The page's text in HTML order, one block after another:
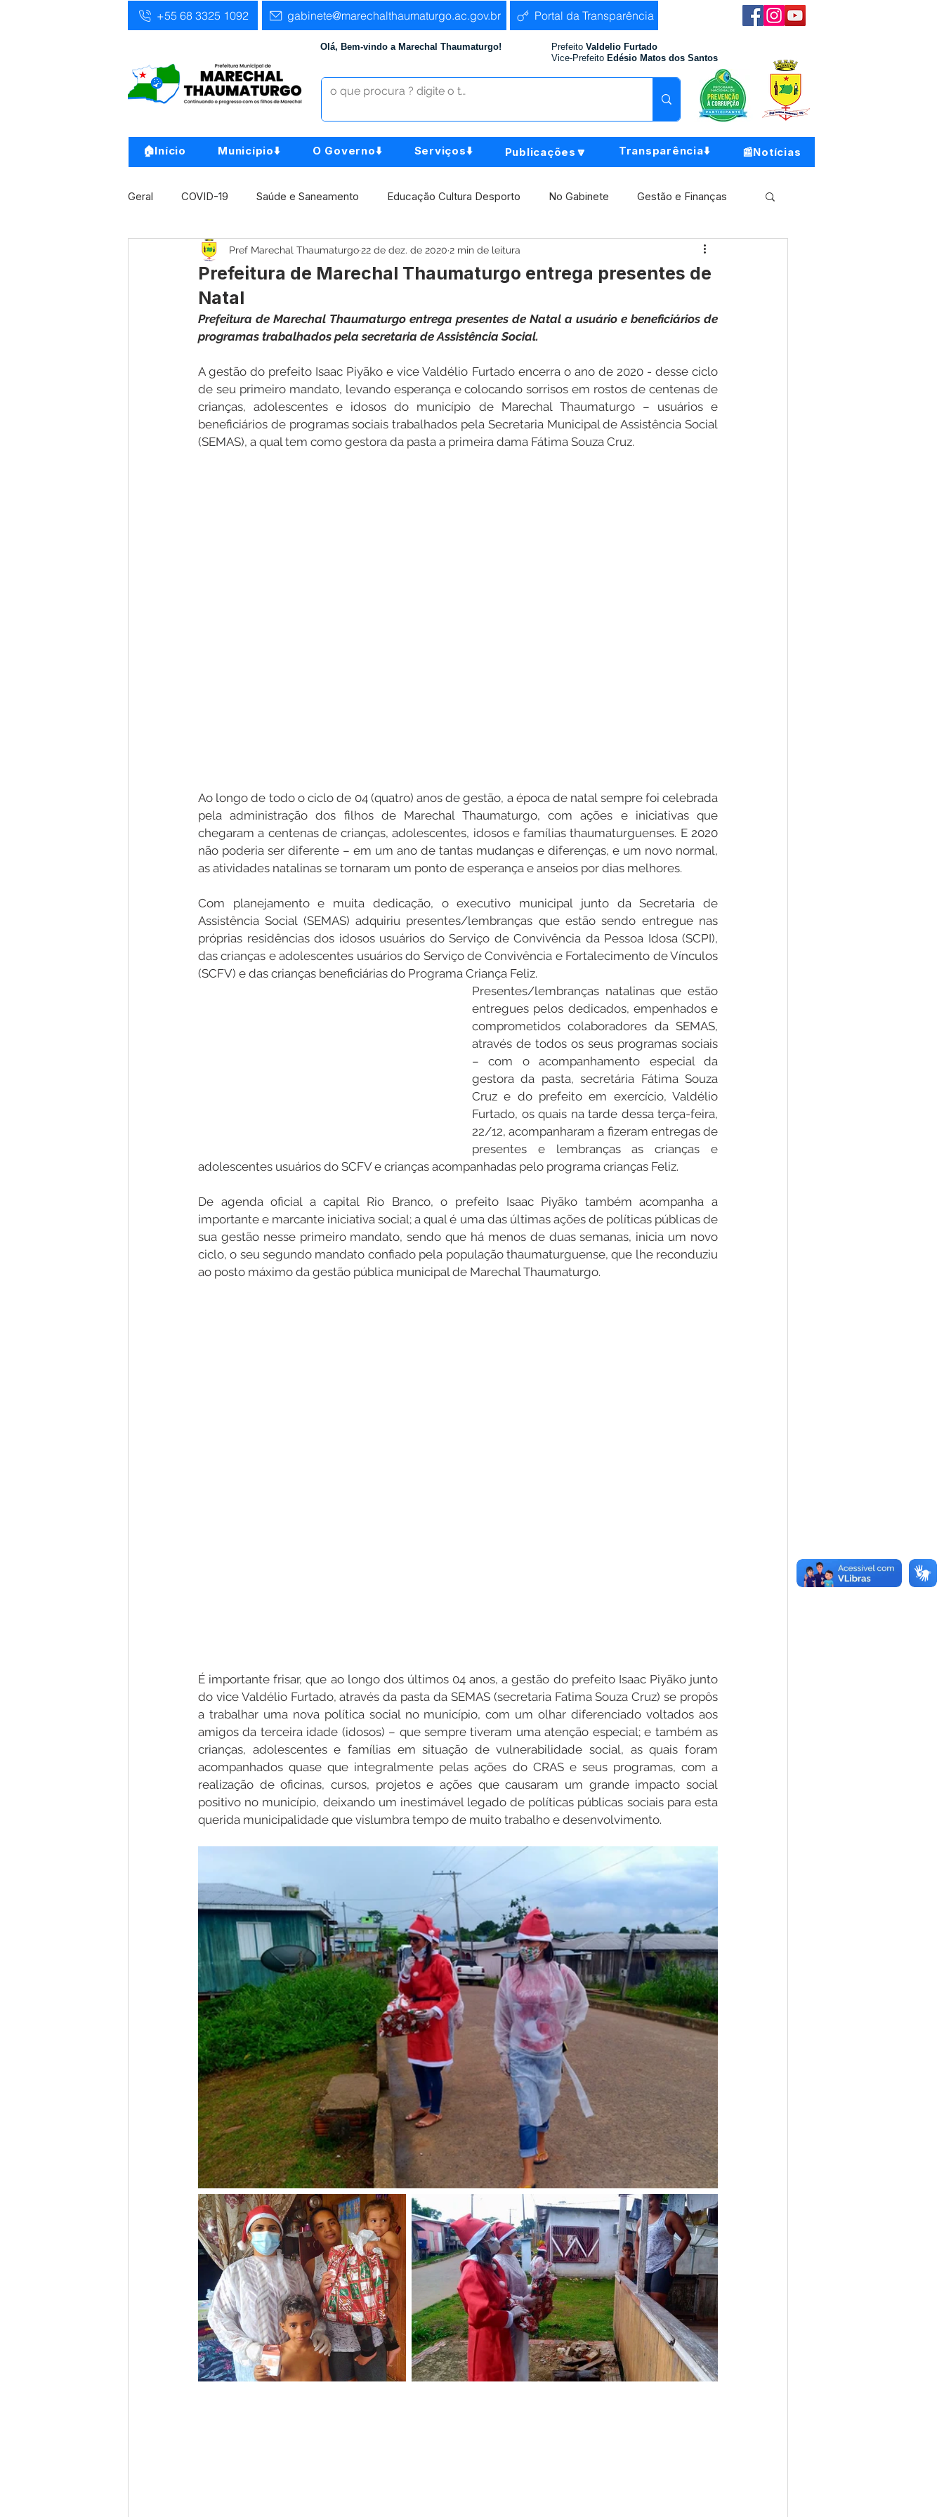
+55 68 3325 1092 gabinete@marechalthaumaturgo.ac.gov.br Portal da Transparência
Olá, Bem-vindo a Marechal Thaumaturgo! Prefeito Valdelio Furtado
Vice-Prefeito Edésio Matos dos Santos
🏠Início Município⬇️ O Governo⬇️ Serviços⬇️ Publicações🔽 Transparência⬇️ 📰Notícias
Geral COVID-19 Saúde e Saneamento Educação Cultura Desporto No Gabinete Gestão e Finanças
Infra, Obra e Transporte Assistência Social Comunidade Agricultura e Produção Meio Ambiente
Concursos Comunicado
Nota de Pesar Campanhas Datas Comemorativas Dengue Convênios e Parcerias
Defesa Civil Emenda Parlamentar Licitações Defesa Civil Cheias e Alagações Convite
Prefeitura de Marechal Thaumaturgo entrega presentes de
Natal
Pref Marechal Thaumaturgo22 de dez. de 2020 2 min de leitura
Prefeitura de Marechal Thaumaturgo entrega presentes de Natal a usuário e beneficiários de
programas trabalhados pela secretaria de Assistência Social.
A gestão do prefeito Isaac Piyãko e vice Valdélio Furtado encerra o ano de 2020 - desse ciclo
de seu primeiro mandato, levando esperança e colocando sorrisos em rostos de centenas de
crianças, adolescentes e idosos do município de Marechal Thaumaturgo – usuários e
beneficiários de programas sociais trabalhados pela Secretaria Municipal de Assistência Social
(SEMAS), a qual tem como gestora da pasta a primeira dama Fátima Souza Cruz.
Ao longo de todo o ciclo de 04 (quatro) anos de gestão, a época de natal sempre foi celebrada
pela administração dos filhos de Marechal Thaumaturgo, com ações e iniciativas que
chegaram a centenas de crianças, adolescentes, idosos e famílias thaumaturguenses. E 2020
não poderia ser diferente – em um ano de tantas mudanças e diferenças, e um novo normal,
as atividades natalinas se tornaram um ponto de esperança e anseios por dias melhores.
Com planejamento e muita dedicação, o executivo municipal junto da Secretaria de
Assistência Social (SEMAS) adquiriu presentes/lembranças que estão sendo entregue nas
próprias residências dos idosos usuários do Serviço de Convivência da Pessoa Idosa (SCPI),
das crianças e adolescentes usuários do Serviço de Convivência e Fortalecimento de Vínculos
(SCFV) e das crianças beneficiárias do Programa Criança Feliz.
Presentes/lembranças natalinas que estão
entregues pelos dedicados, empenhados e
comprometidos colaboradores da SEMAS,
através de todos os seus programas sociais
– com o acompanhamento especial da
gestora da pasta, secretária Fátima Souza
Cruz e do prefeito em exercício, Valdélio
Furtado, os quais na tarde dessa terça-feira,
22/12, acompanharam a fizeram entregas de
presentes e lembranças as crianças e
adolescentes usuários do SCFV e crianças acompanhadas pelo programa crianças Feliz.
De agenda oficial a capital Rio Branco, o prefeito Isaac Piyãko também acompanha a
importante e marcante iniciativa social; a qual é uma das últimas ações de políticas públicas de
sua gestão nesse primeiro mandato, sendo que há menos de duas semanas, inicia um novo
ciclo, o seu segundo mandato confiado pela população thaumaturguense, que lhe reconduziu
ao posto máximo da gestão pública municipal de Marechal Thaumaturgo.
É importante frisar, que ao longo dos últimos 04 anos, a gestão do prefeito Isaac Piyãko junto
do vice Valdélio Furtado, através da pasta da SEMAS (secretaria Fatima Souza Cruz) se propôs
a trabalhar uma nova política social no município, com um olhar diferenciado voltados aos
amigos da terceira idade (idosos) – que sempre tiveram uma atenção especial; e também as
crianças, adolescentes e famílias em situação de vulnerabilidade social, as quais foram
acompanhados quase que integralmente pelas ações do CRAS e seus programas, com a
realização de oficinas, cursos, projetos e ações que causaram um grande impacto social
positivo no município, deixando um inestimável legado de políticas públicas sociais para esta
querida municipalidade que vislumbra tempo de muito trabalho e desenvolvimento.